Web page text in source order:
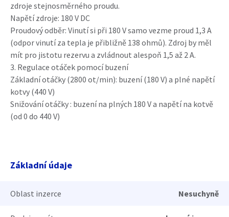
zdroje stejnosměrného proudu.
Napětí zdroje: 180 V DC
Proudový odběr: Vinutí si při 180 V samo vezme proud 1,3 A
(odpor vinutí za tepla je přibližně 138 ohmů). Zdroj by měl
mít pro jistotu rezervu a zvládnout alespoň 1,5 až 2 A.
3. Regulace otáček pomocí buzení
Základní otáčky (2800 ot/min): buzení (180 V) a plné napětí
kotvy (440 V)
Snižování otáčky : buzení na plných 180 V a napětí na kotvě
(od 0 do 440 V)
Základní údaje
Oblast inzerce Nesuchyně